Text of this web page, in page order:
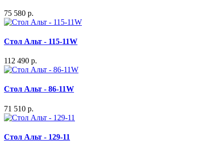
75 580 р.
Стол Альт - 115-11W
112 490 р.
Стол Альт - 86-11W
71 510 р.
Стол Альт - 129-11